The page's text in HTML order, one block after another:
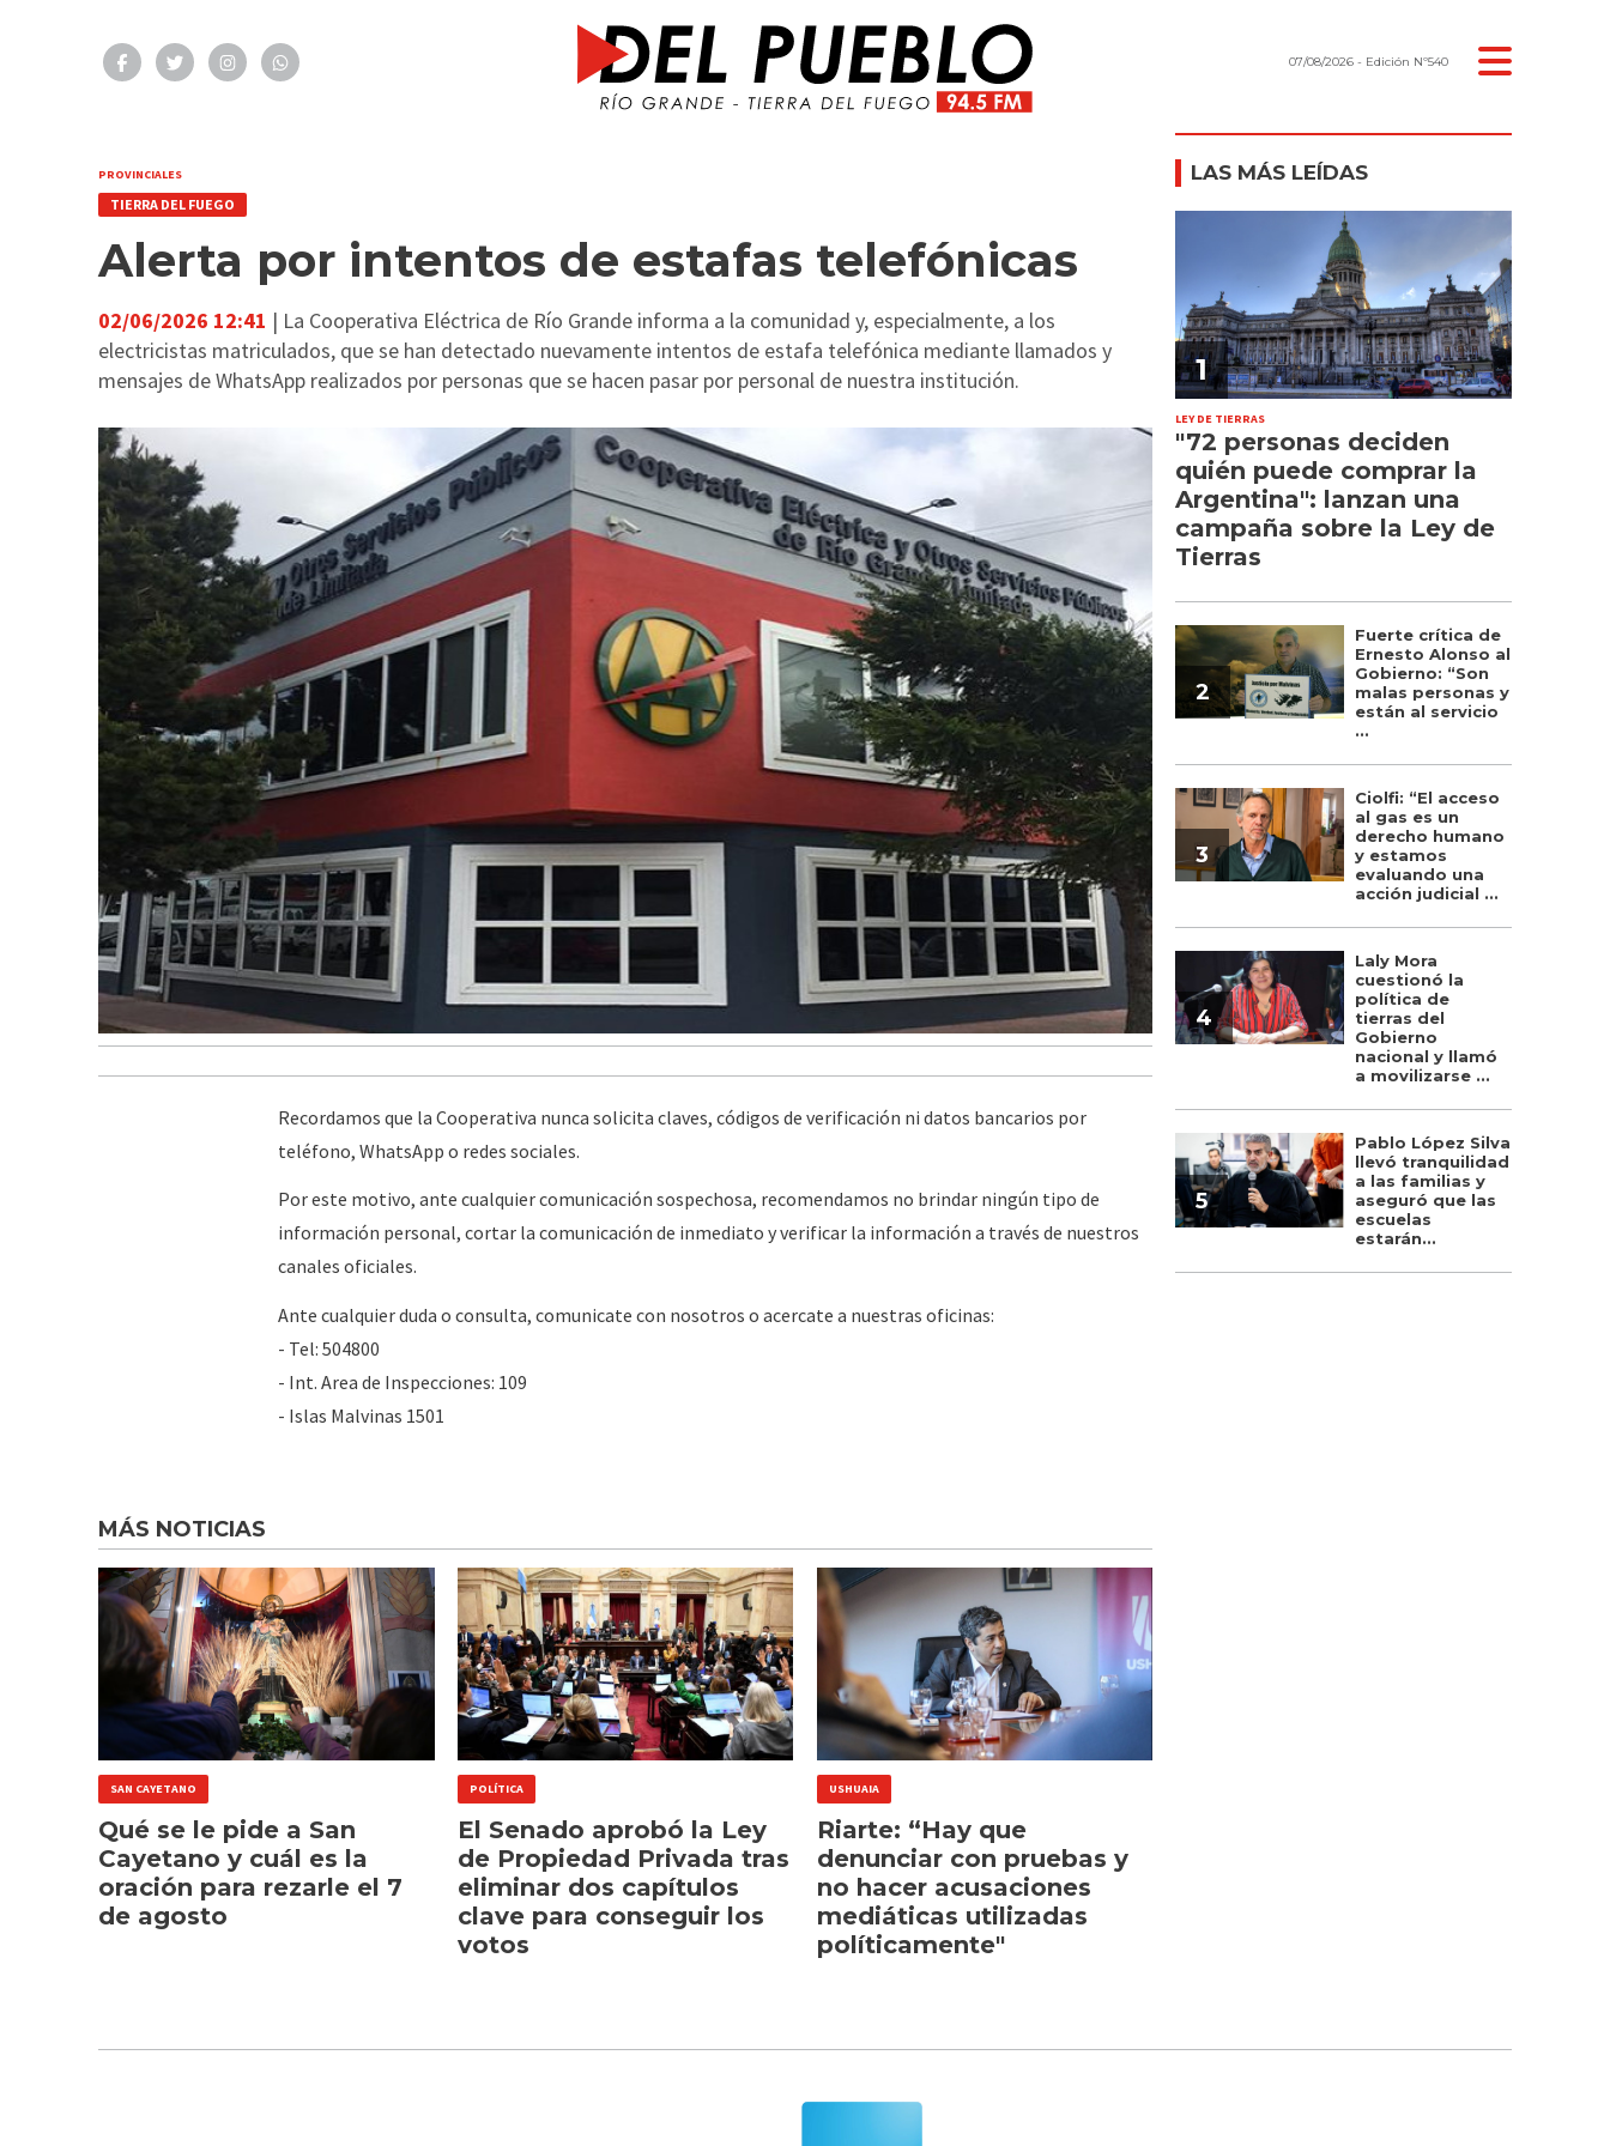
07/08/2026 - Edición Nº540
PROVINCIALES
TIERRA DEL FUEGO
Alerta por intentos de estafas telefónicas
02/06/2026 12:41 | La Cooperativa Eléctrica de Río Grande informa a la comunidad y, especialmente, a los
electricistas matriculados, que se han detectado nuevamente intentos de estafa telefónica mediante llamados y
mensajes de WhatsApp realizados por personas que se hacen pasar por personal de nuestra institución.
Recordamos que la Cooperativa nunca solicita claves, códigos de verificación ni datos bancarios por
teléfono, WhatsApp o redes sociales.
Por este motivo, ante cualquier comunicación sospechosa, recomendamos no brindar ningún tipo de
información personal, cortar la comunicación de inmediato y verificar la información a través de nuestros
canales oficiales.
Ante cualquier duda o consulta, comunicate con nosotros o acercate a nuestras oficinas:
- Tel: 504800
- Int. Area de Inspecciones: 109
- Islas Malvinas 1501
MÁS NOTICIAS
SAN CAYETANO
Qué se le pide a San
Cayetano y cuál es la
oración para rezarle el 7
de agosto
POLÍTICA
El Senado aprobó la Ley
de Propiedad Privada tras
eliminar dos capítulos
clave para conseguir los
votos
USHUAIA
Riarte: “Hay que
denunciar con pruebas y
no hacer acusaciones
mediáticas utilizadas
políticamente"
LAS MÁS LEÍDAS
1
LEY DE TIERRAS
"72 personas deciden
quién puede comprar la
Argentina": lanzan una
campaña sobre la Ley de
Tierras
2
Fuerte crítica de
Ernesto Alonso al
Gobierno: “Son
malas personas y
están al servicio
...
3
Ciolfi: “El acceso
al gas es un
derecho humano
y estamos
evaluando una
acción judicial ...
4
Laly Mora
cuestionó la
política de
tierras del
Gobierno
nacional y llamó
a movilizarse ...
5
Pablo López Silva
llevó tranquilidad
a las familias y
aseguró que las
escuelas
estarán...